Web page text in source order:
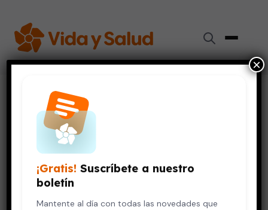
Piel y Cuidado Personal
Los ácidos grasos son esenciales para tu salud cutánea
DIGESTIÓN Y NUTRICIÓN
Los ácidos grasos son
esenciales para tu salud
cutánea
¡Gratis! Suscríbete a nuestro
boletín
Mantente al día con todas las novedades que
×